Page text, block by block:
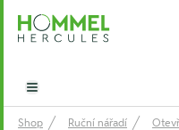
Hommel Hercules
Open main menu
Shop Ruční nářadí